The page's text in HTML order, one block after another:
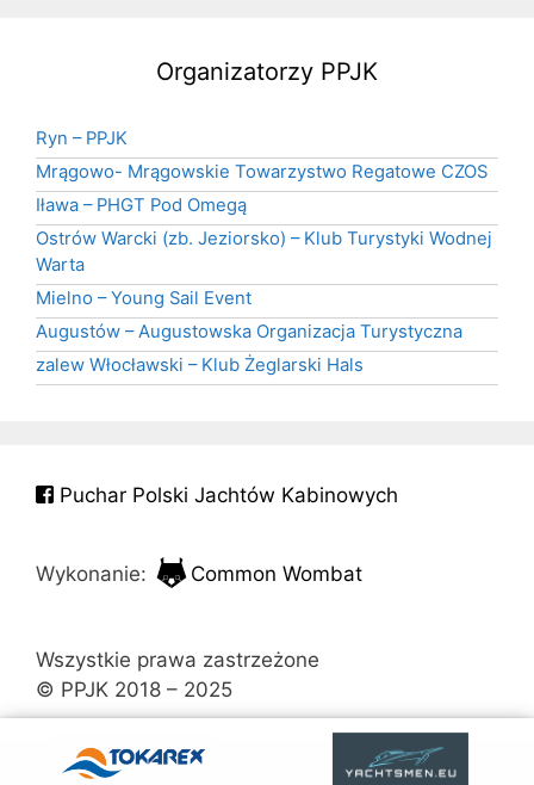
Organizatorzy PPJK
Ryn – PPJK
Mrągowo- Mrągowskie Towarzystwo Regatowe CZOS
Iława – PHGT Pod Omegą
Ostrów Warcki (zb. Jeziorsko) – Klub Turystyki Wodnej
Warta
Mielno – Young Sail Event
Augustów – Augustowska Organizacja Turystyczna
zalew Włocławski – Klub Żeglarski Hals
Puchar Polski Jachtów Kabinowych
Wykonanie: Common Wombat
Wszystkie prawa zastrzeżone
© PPJK 2018 – 2025